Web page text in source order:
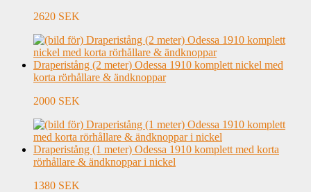
2620 SEK
Draperistång (2 meter) Odessa 1910 komplett nickel med
korta rörhållare & ändknoppar
2000 SEK
Draperistång (1 meter) Odessa 1910 komplett med korta
rörhållare & ändknoppar i nickel
1380 SEK